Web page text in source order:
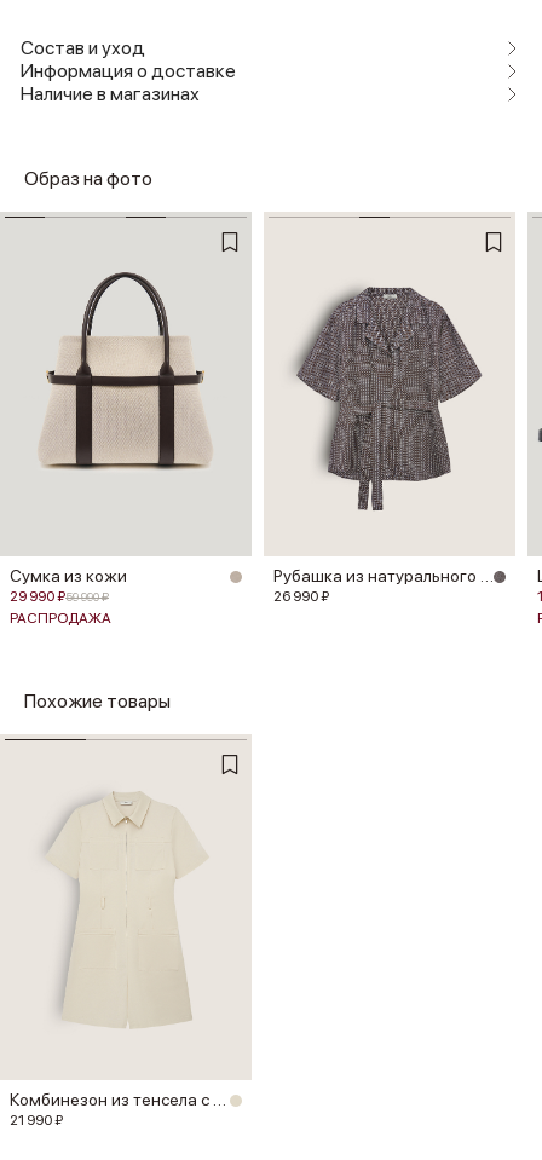
Состав и уход
Информация о доставке
Наличие в магазинах
Образ на фото
Сумка из кожи
29 990 ₽59 990 ₽
РАСПРОДАЖА
Рубашка из натурального шелка
26 990 ₽
Похожие товары
21 990 ₽